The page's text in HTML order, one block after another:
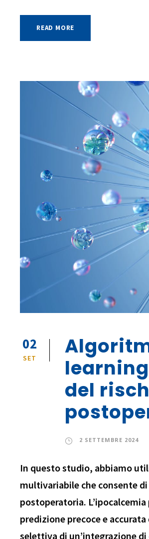
READ MORE
02
SET
del
2 SETTEMBRE 2024
In questo studio, abbiamo
multivariabile che consente
postoperatoria.
predizione precoce e
selettiva di un’integrazione di